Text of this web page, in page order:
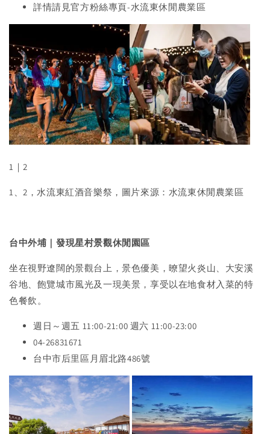
詳情請見官方粉絲專頁-水流東休閒農業區
1｜2
1、2，水流東紅酒音樂祭，圖片來源：水流東休閒農業區
台中外埔｜發現星村景觀休閒園區
坐在視野遼闊的景觀台上，景色優美，暸望火炎山、大安溪
谷地、飽覽城市風光及一現美景，享受以在地食材入菜的特
色餐飲。
週日～週五 11:00-21:00 週六 11:00-23:00
04-26831671
台中市后里區月眉北路486號